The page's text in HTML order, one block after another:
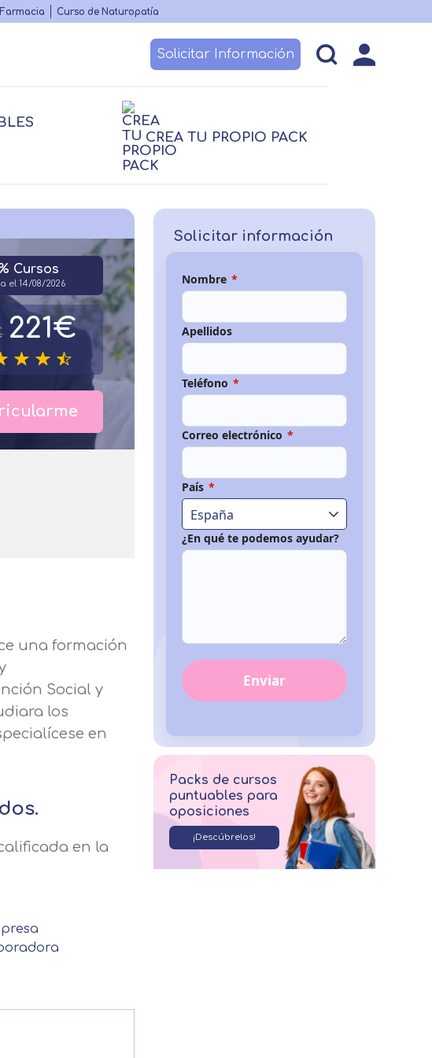
Curso de Naturopatía
Becas y financiación
Solicitar Información
Personal no sanitario TCAE
Logopedia
CREA TU PROPIO PACK
Cursos
el 14/08/2026
221€
una formación
Social y
los
en
en la
Solicitar información
Nombre *
Apellidos
Teléfono *
Correo electrónico *
País *
España
¿En qué te podemos ayudar?
Enviar
Packs de cursos
puntuables para
oposiciones
¡Descúbrelos!